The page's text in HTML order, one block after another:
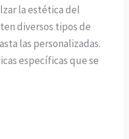
la estética del
diversos tipos de
las personalizadas.
específicas que se